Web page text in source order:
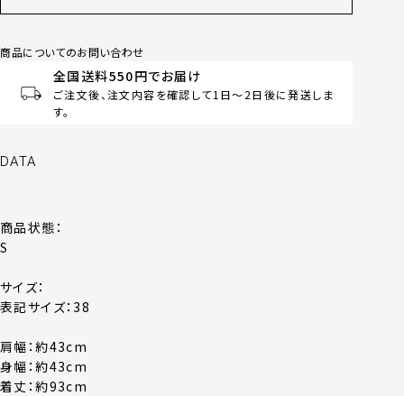
商品についてのお問い合わせ
全国送料550円でお届け
ご注文後、注文内容を確認して1日～2日後に発送しま
す。
DATA
商品状態：
S
サイズ：
表記サイズ：38
肩幅：約43cm
身幅：約43cm
着丈：約93cm